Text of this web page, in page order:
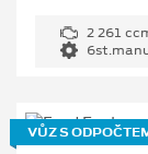
2 261
VŮZ S